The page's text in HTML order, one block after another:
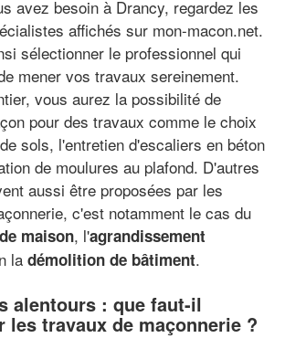
avez besoin à Drancy, regardez les
affichés sur mon-macon.net.
sélectionner le professionnel qui
mener vos travaux sereinement.
vous aurez la possibilité de
pour des travaux comme le choix
sols, l'entretien d'escaliers en béton
de moulures au plafond. D'autres
aussi être proposées par les
c'est notamment le cas du
maison, l'agrandissement
la démolition de bâtiment.
alentours : que faut-il
les travaux de maçonnerie ?